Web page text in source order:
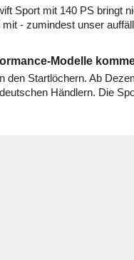
Sport mit 140 PS bringt
mit - zumindest unser
Modelle
den Startlöchern. Ab
Händlern. Die